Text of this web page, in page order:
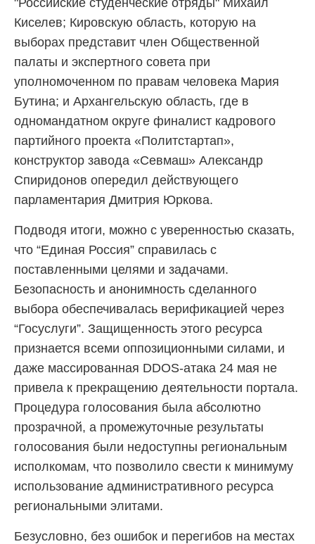
"Российские студенческие отряды" Михаил
Киселев; Кировскую область, которую на
выборах представит член Общественной
палаты и экспертного совета при
уполномоченном по правам человека Мария
Бутина; и Архангельскую область, где в
одномандатном округе финалист кадрового
партийного проекта «Политстартап»,
конструктор завода «Севмаш» Александр
Спиридонов опередил действующего
парламентария Дмитрия Юркова.
Подводя итоги, можно с уверенностью сказать,
что “Единая Россия” справилась с
поставленными целями и задачами.
Безопасность и анонимность сделанного
выбора обеспечивалась верификацией через
“Госуслуги”. Защищенность этого ресурса
признается всеми оппозиционными силами, и
даже массированная DDOS-атака 24 мая не
привела к прекращению деятельности портала.
Процедура голосования была абсолютно
прозрачной, а промежуточные результаты
голосования были недоступны региональным
исполкомам, что позволило свести к минимуму
использование административного ресурса
региональными элитами.
Безусловно, без ошибок и перегибов на местах